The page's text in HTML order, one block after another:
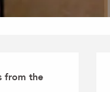
from the